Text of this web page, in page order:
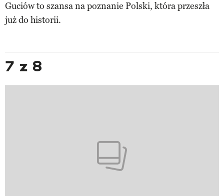
Guciów to szansa na poznanie Polski, która przeszła
już do historii.
7 z 8